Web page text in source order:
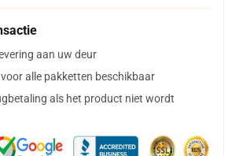
aan uw deur
alle pakketten beschikbaar
als het product niet wordt